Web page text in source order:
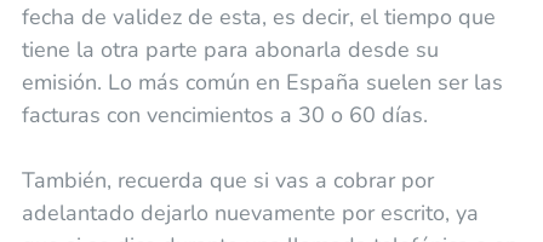
fecha de validez de esta, es decir, el tiempo que
tiene la otra parte para abonarla desde su
emisión. Lo más común en España suelen ser las
facturas con vencimientos a 30 o 60 días.
También, recuerda que si vas a cobrar por
adelantado dejarlo nuevamente por escrito, ya